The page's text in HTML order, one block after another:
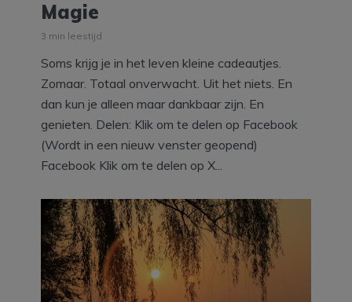
Magie
3 min leestijd
Soms krijg je in het leven kleine cadeautjes.
Zomaar. Totaal onverwacht. Uit het niets. En
dan kun je alleen maar dankbaar zijn. En
genieten. Delen: Klik om te delen op Facebook
(Wordt in een nieuw venster geopend)
Facebook Klik om te delen op X...